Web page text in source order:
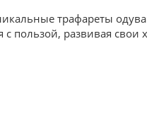
трафареты
пользой, развивая свои